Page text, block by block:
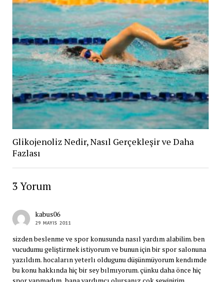
Glikojenoliz Nedir, Nasıl Gerçekleşir ve Daha
Fazlası
3 Yorum
kabus06
29 MAYIS 2011
sizden beslenme ve spor konusunda nasıl yardım alabilim. ben
vucudumu geliştirmek istiyorum ve bunun için bir spor salonuna
yazıldım. hocaların yeterlı oldugunu düşünmüyorum kendımde
bu konu hakkında hiç bir sey bılmıyorum. çünku daha önce hiç
spor yapmadım . bana yardımcı olursanız çok sewinirim …